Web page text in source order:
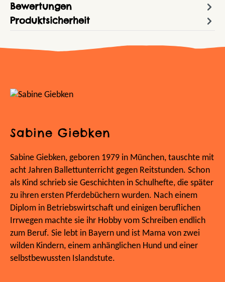
Bewertungen
Produktsicherheit
Sabine Giebken
Sabine Giebken, geboren 1979 in München, tauschte mit
acht Jahren Ballettunterricht gegen Reitstunden. Schon
als Kind schrieb sie Geschichten in Schulhefte, die später
zu ihren ersten Pferdebüchern wurden. Nach einem
Diplom in Betriebswirtschaft und einigen beruflichen
Irrwegen machte sie ihr Hobby vom Schreiben endlich
zum Beruf. Sie lebt in Bayern und ist Mama von zwei
wilden Kindern, einem anhänglichen Hund und einer
selbstbewussten Islandstute.